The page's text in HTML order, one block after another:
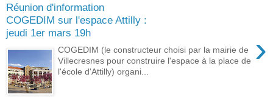
Réunion d'information
COGEDIM sur l'espace Attilly :
jeudi 1er mars 19h
›
COGEDIM (le constructeur choisi par la mairie de
Villecresnes pour construire l'espace à la place de
l'école d'Attilly) organi...